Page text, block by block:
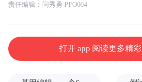
责任编辑：闫秀勇 PFO004
打开 app 阅读更多精